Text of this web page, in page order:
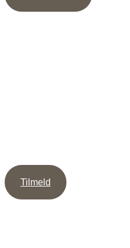
Tilmeld